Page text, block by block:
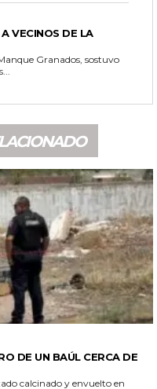
VECINOS DE LA
Granados, sostuvo
DE UN BAÚL CERCA DE
calcinado y envuelto en